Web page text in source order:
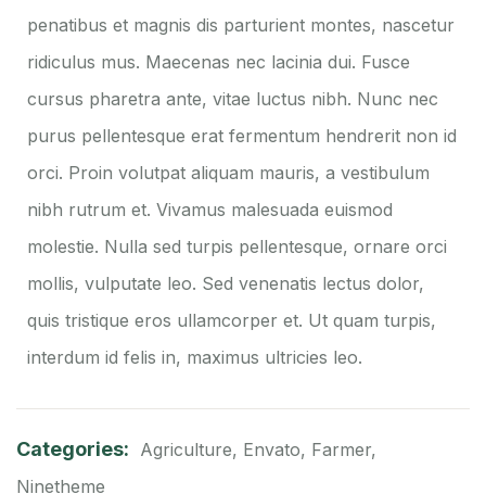
penatibus et magnis dis parturient montes, nascetur
ridiculus mus. Maecenas nec lacinia dui. Fusce
cursus pharetra ante, vitae luctus nibh. Nunc nec
purus pellentesque erat fermentum hendrerit non id
orci. Proin volutpat aliquam mauris, a vestibulum
nibh rutrum et. Vivamus malesuada euismod
molestie. Nulla sed turpis pellentesque, ornare orci
mollis, vulputate leo. Sed venenatis lectus dolor,
quis tristique eros ullamcorper et. Ut quam turpis,
interdum id felis in, maximus ultricies leo.
Categories: Agriculture, Envato, Farmer,
Ninetheme